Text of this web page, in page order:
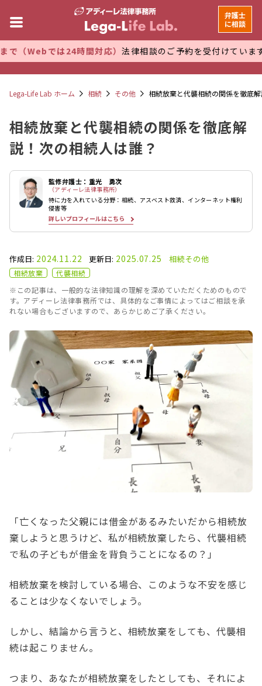
は24時間対応）法律相談のご予約を受付けています。 万全な
弁護士
に相談
Lega-Life Lab ホーム 相続 その他 相続放棄と代襲相続の関係を徹底
相続放棄と代襲相続の関係を徹底解
説！次の相続人は誰？
監修弁護士：重光 勇次
（アディーレ法律事務所）
特に力を入れている分野：相続、アスベスト救済、インターネット権利
侵害等
詳しいプロフィールはこちら
作成日: 2024.11.22 更新日: 2025.07.25 相続その他
相続放棄
代襲相続
※この記事は、一般的な法律知識の理解を深めていただくためのもので
す。アディーレ法律事務所では、具体的なご事情によってはご相談を承
れない場合もございますので、あらかじめご了承ください。
「亡くなった父親には借金があるみたいだから相続放
棄しようと思うけど、私が相続放棄したら、代襲相続
で私の子どもが借金を背負うことになるの？」
相続放棄を検討している場合、このような不安を感じ
ることは少なくないでしょう。
しかし、結論から言うと、相続放棄をしても、代襲相
続は起こりません。
つまり、あなたが相続放棄をしたとしても、それによ